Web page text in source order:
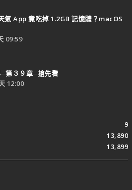
氣 App 竟吃掉 1.2GB 記憶體？macOS
09:59
第３９章─搶先看
12:00
9
13,890
13,899